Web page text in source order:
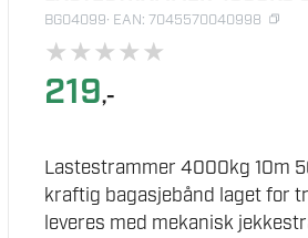
BG04099· EAN: 7045570040998
★★★★★
219,-
Lastestrammer 4000kg 10m
kraftig bagasjebånd laget for
leveres med mekanisk